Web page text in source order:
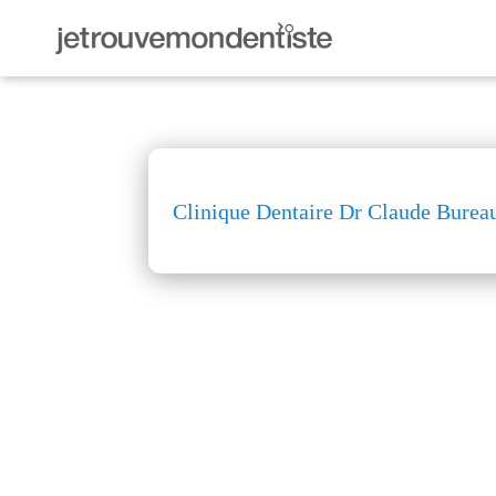
Clinique Dentaire Dr Claude